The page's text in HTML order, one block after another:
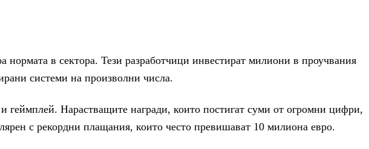
в сектора. Тези разработчици инвестират милиони в проучвания
системи на произволни числа.
геймплей. Нарастващите награди, които постигат суми от огромни цифри,
с рекордни плащания, които често превишават 10 милиона евро.